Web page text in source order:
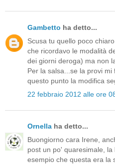
Gambetto ha detto...
Scusa tu quello poco
che ricordavo le modalità
dei giorni deroga) ma non
Per la salsa...se la provi
questo punto la modifica
22 febbraio 2012 alle ore
Ornella ha detto...
Buongiorno cara Irene,
post un po' quaresimale,
esempio che questa era la